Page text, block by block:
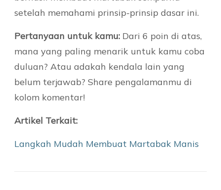
setelah memahami prinsip-prinsip dasar ini.
Pertanyaan untuk kamu: Dari 6 poin di atas,
mana yang paling menarik untuk kamu coba
duluan? Atau adakah kendala lain yang
belum terjawab? Share pengalamanmu di
kolom komentar!
Artikel Terkait:
Langkah Mudah Membuat Martabak Manis